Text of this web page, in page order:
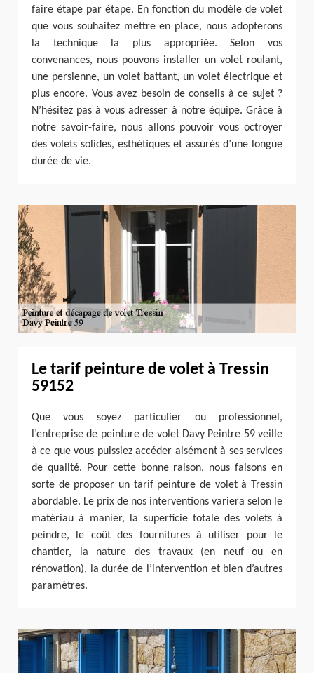
faire étape par étape. En fonction du modèle de volet
que vous souhaitez mettre en place, nous adopterons
la technique la plus appropriée. Selon vos
convenances, nous pouvons installer un volet roulant,
une persienne, un volet battant, un volet électrique et
plus encore. Vous avez besoin de conseils à ce sujet ?
N’hésitez pas à vous adresser à notre équipe. Grâce à
notre savoir-faire, nous allons pouvoir vous octroyer
des volets solides, esthétiques et assurés d’une longue
durée de vie.
Le tarif peinture de volet à Tressin
59152
Que vous soyez particulier ou professionnel,
l’entreprise de peinture de volet Davy Peintre 59 veille
à ce que vous puissiez accéder aisément à ses services
de qualité. Pour cette bonne raison, nous faisons en
sorte de proposer un tarif peinture de volet à Tressin
abordable. Le prix de nos interventions variera selon le
matériau à manier, la superficie totale des volets à
peindre, le coût des fournitures à utiliser pour le
chantier, la nature des travaux (en neuf ou en
rénovation), la durée de l’intervention et bien d’autres
paramètres.